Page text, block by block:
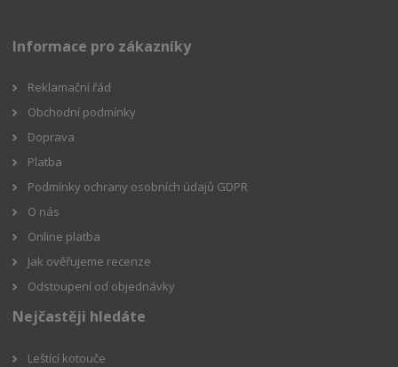
Informace pro zákazníky
Reklamační řád
Obchodní podmínky
Doprava
Platba
Podmínky ochrany osobních údajů GDPR
O nás
Online platba
Jak ověřujeme recenze
Odstoupení od objednávky
Nejčastěji hledáte
Leštící kotouče